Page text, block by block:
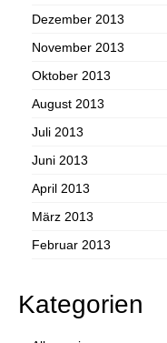
Dezember 2013
November 2013
Oktober 2013
August 2013
Juli 2013
Juni 2013
April 2013
März 2013
Februar 2013
Kategorien